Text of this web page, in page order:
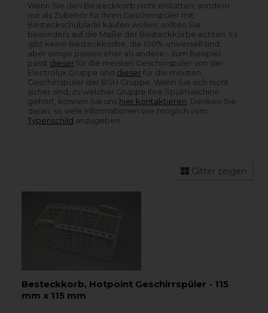
Wenn Sie den Besteckkorb nicht erstatten, sondern
nur als Zubehör für Ihren Geschirrspüler mit
Besteckschublade kaufen wollen, sollten Sie
besonders auf die Maße der Besteckkörbe achten. Es
gibt keine Besteckkörbe, die 100% universell sind,
aber einige passen eher als andere - zum Beispiel
passt dieser für die meisten Geschirrspüler von der
Electrolux Gruppe und dieser für die meisten
Geschirrspüler der BSH Gruppe. Wenn Sie sich nicht
sicher sind, zu welcher Gruppe Ihre Spülmaschine
gehört, können Sie uns hier kontaktieren . Denken Sie
daran, so viele Informationen wie möglich vom
Typenschild anzugeben.
Gitter zeigen
Besteckkorb, Hotpoint Geschirrspüler - 115
mm x 115 mm